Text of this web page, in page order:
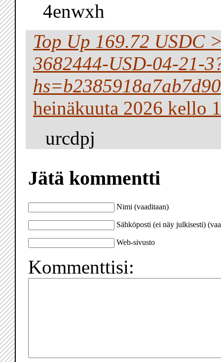
4enwxh
Top Up 169.72 USDC
3682444-USD-04-21-
heinäkuuta 2026 kello
urcdpj
Jätä kommentti
Nimi (vaaditaan)
Sähköposti (ei näy julkisesti)
Web-sivusto
Kommenttisi: